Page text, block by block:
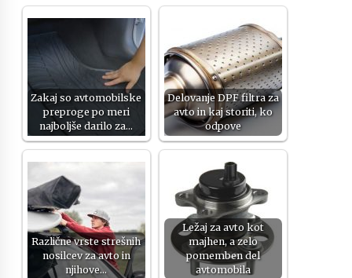
Ključne lastnosti električnih agregatov, ki jih je
dobro poznati pred nakupom
6 months ago
Infrardeče ogrevanje in njegova varnost
6 months ago
Kaj morate vedeti o ileostomi?
Komu lahko pomaga dober psihoterapevt?
7 months ago
Zakaj so avtomobilske
preproge po meri
najboljše darilo za…
Delovanje DPF filtra za
avto in kaj storiti, ko
odpove
Različne vrste strešnih
nosilcev za avto in
njihove…
Ležaj za avto kot
majhen, a zelo
pomemben del
avtomobila